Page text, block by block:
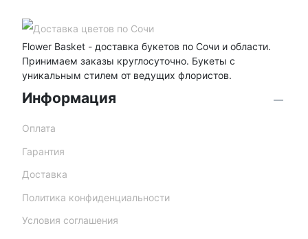
Flower Basket - доставка букетов по Сочи и области.
Принимаем заказы круглосуточно. Букеты с
уникальным стилем от ведущих флористов.
Информация
Оплата
Гарантия
Доставка
Политика конфиденциальности
Условия соглашения